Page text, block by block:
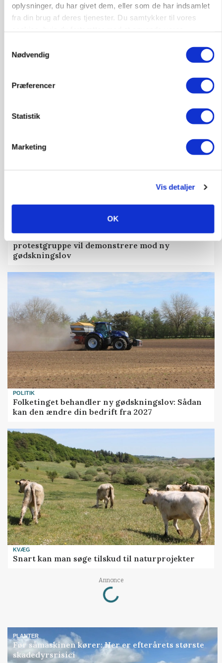
oplysninger, du har givet dem, eller som de har indsamlet
fra din brug af deres tjenester. Du samtykker til vores
Nødvendig
Præferencer
Statistik
Marketing
Vis detaljer
OK
BUSINESS
marked for biokul
»Nu stopper I«: Landbrugsdebattør og
protestgruppe vil demonstrere mod ny
gødskningslov
POLITIK
Folketinget behandler ny gødskningslov: Sådan
kan den ændre din bedrift fra 2027
KVÆG
Snart kan man søge tilskud til naturprojekter
Annonce
Loading...
PLANTER
Før såmaskinen kører: Her er efterårets største
skadedyrsrisici